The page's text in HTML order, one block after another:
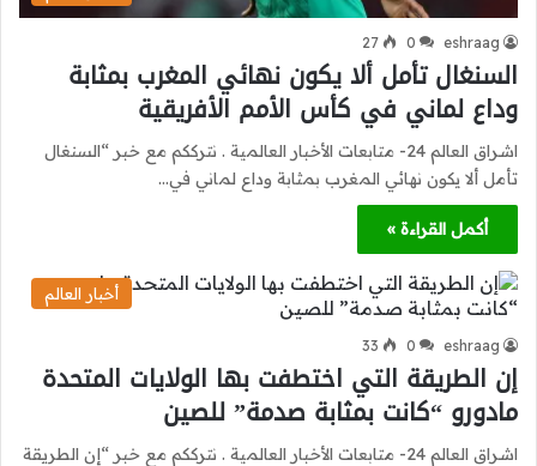
eshraag
0
27
السنغال تأمل ألا يكون نهائي المغرب بمثابة
وداع لماني في كأس الأمم الأفريقية
اشراق العالم 24- متابعات الأخبار العالمية . نترككم مع خبر “السنغال
تأمل ألا يكون نهائي المغرب بمثابة وداع لماني في…
أكمل القراءة »
أخبار العالم
eshraag
0
33
إن الطريقة التي اختطفت بها الولايات المتحدة
مادورو “كانت بمثابة صدمة” للصين
اشراق العالم 24- متابعات الأخبار العالمية . نترككم مع خبر “إن الطريقة